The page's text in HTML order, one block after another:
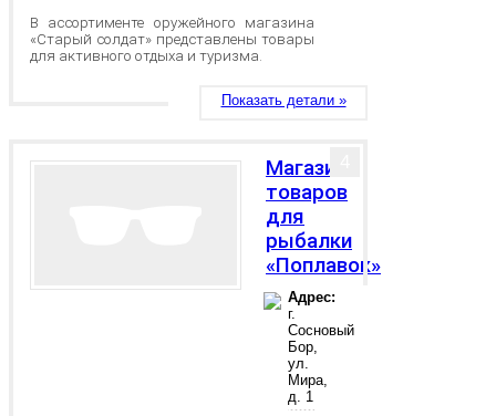
В ассортименте оружейного магазина
«Старый солдат» представлены товары
для активного отдыха и туризма.
Показать детали »
Магазин
товаров
для
рыбалки
«Поплавок»
Адрес:
г.
Сосновый
Бор,
ул.
Мира,
д. 1